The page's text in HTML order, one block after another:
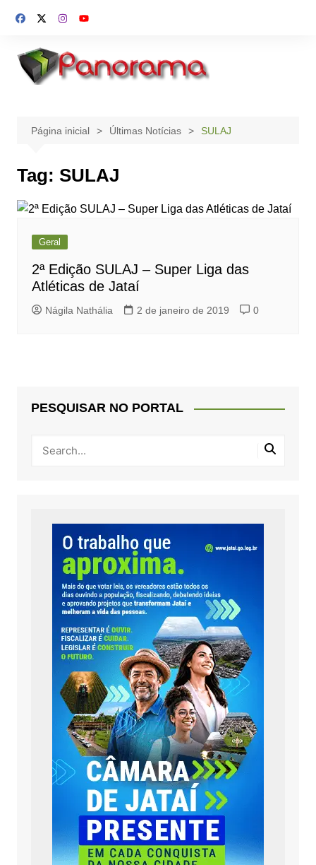
para
conteúdo
Página inicial Últimas Notícias SULAJ
Tag: SULAJ
Geral
2ª Edição SULAJ – Super Liga das
Atléticas de Jataí
Nágila Nathália 2 de janeiro de 2019 0
PESQUISAR NO PORTAL